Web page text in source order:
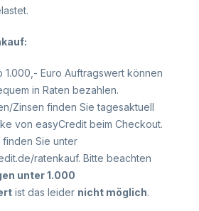
1.000,- Euro Auftragswert können
in Raten bezahlen.
Zinsen finden Sie tagesaktuell
von easyCredit beim Checkout.
Sie unter
ratenkauf. Bitte beachten
unter 1.000
ist das leider nicht möglich.